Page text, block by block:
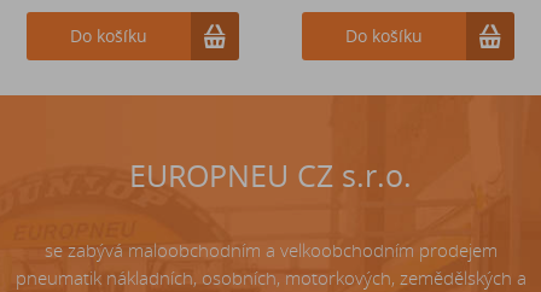
Do košíku Do košíku
Do košíku
EUROPNEU CZ s.r.o.
se zabývá maloobchodním a velkoobchodním prodejem
pneumatik nákladních, osobních, motorkových, zemědělských a